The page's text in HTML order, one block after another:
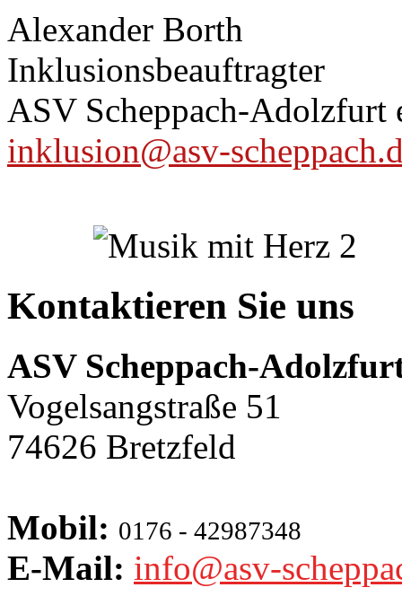
Alexander Borth
Inklusionsbeauftragter
ASV Scheppach-Adolzfurt
inklusion@asv-
Kontaktieren Sie uns
ASV Scheppach-
Vogelsangstraße 51
74626 Bretzfeld
Mobil: 0176 - 42987348
E-Mail: info@asv-